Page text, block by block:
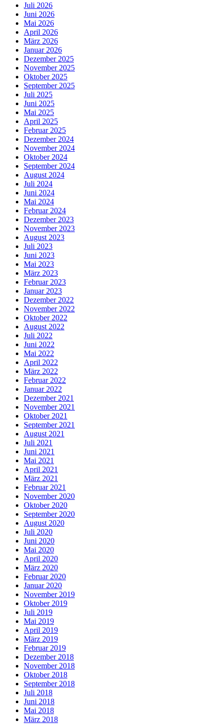
Juli 2026
Juni 2026
Mai 2026
April 2026
März 2026
Januar 2026
Dezember 2025
November 2025
Oktober 2025
September 2025
Juli 2025
Juni 2025
Mai 2025
April 2025
Februar 2025
Dezember 2024
November 2024
Oktober 2024
September 2024
August 2024
Juli 2024
Juni 2024
Mai 2024
Februar 2024
Dezember 2023
November 2023
August 2023
Juli 2023
Juni 2023
Mai 2023
März 2023
Februar 2023
Januar 2023
Dezember 2022
November 2022
Oktober 2022
August 2022
Juli 2022
Juni 2022
Mai 2022
April 2022
März 2022
Februar 2022
Januar 2022
Dezember 2021
November 2021
Oktober 2021
September 2021
August 2021
Juli 2021
Juni 2021
Mai 2021
April 2021
März 2021
Februar 2021
November 2020
Oktober 2020
September 2020
August 2020
Juli 2020
Juni 2020
Mai 2020
April 2020
März 2020
Februar 2020
Januar 2020
November 2019
Oktober 2019
Juli 2019
Mai 2019
April 2019
März 2019
Februar 2019
Dezember 2018
November 2018
Oktober 2018
September 2018
Juli 2018
Juni 2018
Mai 2018
März 2018